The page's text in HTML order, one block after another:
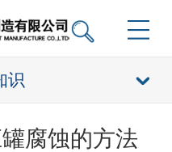
识
腐蚀的方法